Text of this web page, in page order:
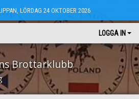
LÖRDAG 24 OKTOBER 2026
LOGGA IN
Brottarklubb